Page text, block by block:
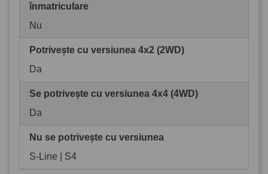
înmatriculare
Nu
Potrivește cu versiunea 4x2 (2WD)
Da
Se potrivește cu versiunea 4x4 (4WD)
Da
Nu se potrivește cu versiunea
S-Line | S4